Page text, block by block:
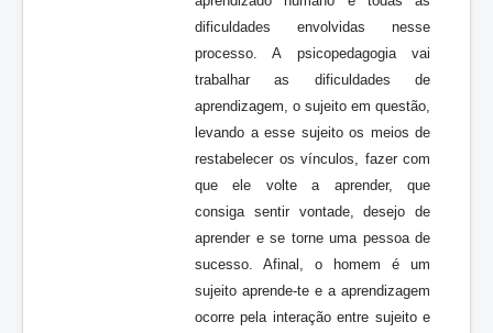
dificuldades envolvidas nesse
processo. A psicopedagogia vai
trabalhar as dificuldades de
aprendizagem, o sujeito em questão,
levando a esse sujeito os meios de
restabelecer os vínculos, fazer com
que ele volte a aprender, que
consiga sentir vontade, desejo de
aprender e se torne uma pessoa de
sucesso. Afinal, o homem é um
sujeito aprende-te e a aprendizagem
ocorre pela interação entre sujeito e